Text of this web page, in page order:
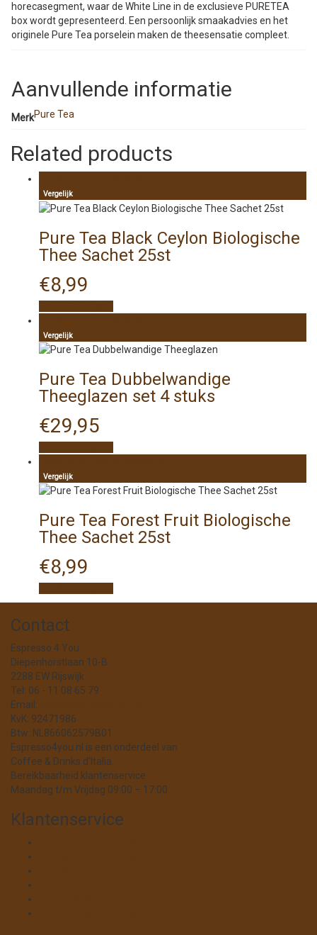
horecasegment, waar de White Line in de exclusieve PURETEA
box wordt gepresenteerd. Een persoonlijk smaakadvies en het
originele Pure Tea porselein maken de theesensatie compleet.
Aanvullende informatie
MerkPure Tea
Related products
Vergelijk
Pure Tea Black Ceylon Biologische
Thee Sachet 25st
€8,99
Vergelijk
Pure Tea Dubbelwandige
Theeglazen set 4 stuks
€29,95
Vergelijk
Pure Tea Forest Fruit Biologische
Thee Sachet 25st
€8,99
Contact
Espresso 4 You
Diepenhorstlaan 10-B
2288 EW Rijswijk
Tel: 06 - 11 08 65 79
Email:
KvK: 92471986
Btw: NL866062579B01
Espresso4you.nl is een onderdeel van
Coffee & Drinks d’Italia.
Bereikbaarheid klantenservice
Maandag t/m Vrijdag 09:00 – 17:00
Klantenservice